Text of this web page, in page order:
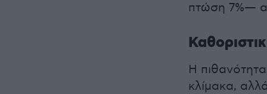
πτώση 7%—
Η
κλίμακα,